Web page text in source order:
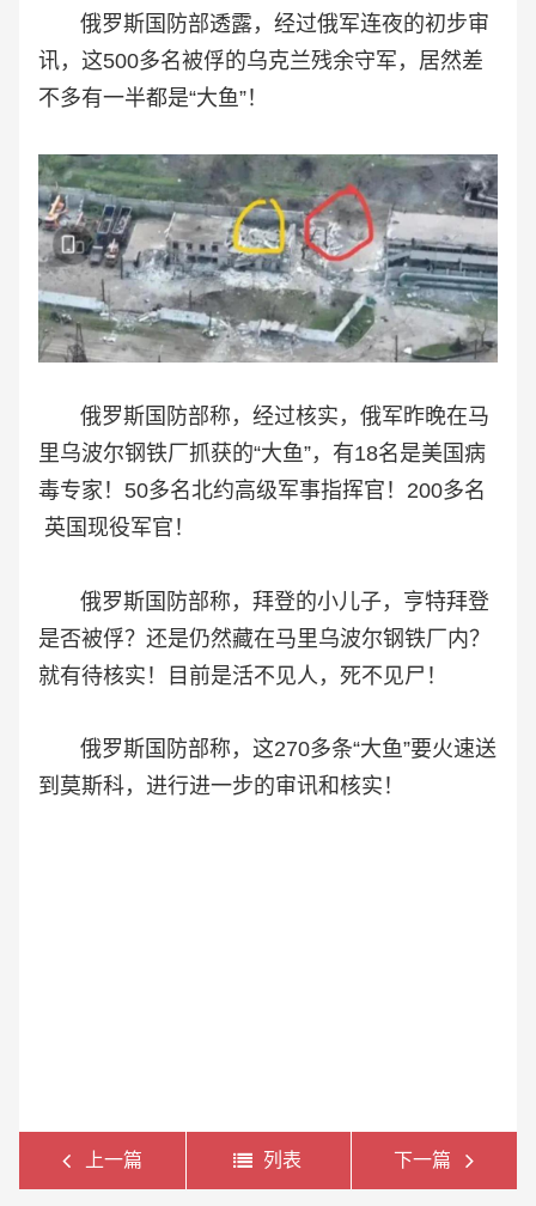
俄罗斯国防部透露，经过俄军连夜的初步审
讯，这500多名被俘的乌克兰残余守军，居然差
不多有一半都是“大鱼”！
俄罗斯国防部称，经过核实，俄军昨晚在马
里乌波尔钢铁厂抓获的“大鱼”，有18名是美国病
毒专家！50多名北约高级军事指挥官！200多名
英国现役军官！
俄罗斯国防部称，拜登的小儿子，亨特拜登
是否被俘？还是仍然藏在马里乌波尔钢铁厂内？
就有待核实！目前是活不见人，死不见尸！
俄罗斯国防部称，这270多条“大鱼”要火速送
到莫斯科，进行进一步的审讯和核实！
上一篇 列表 下一篇